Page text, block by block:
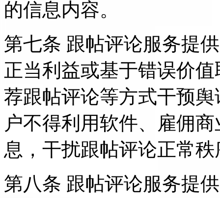
的信息内容。
第七条 跟帖评论服务提
正当利益或基于错误价
荐跟帖评论等方式干预
户不得利用软件、雇佣
息，干扰跟帖评论正常
第八条 跟帖评论服务提